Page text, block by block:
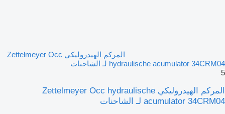
المركم الهيدروليكي Zettelmeyer Occ
hydraulische acumulator 34CRM04 لـ الشاحنات
5
المركم الهيدروليكي Zettelmeyer Occ hydraulische
acumulator 34CRM04 لـ الشاحنات